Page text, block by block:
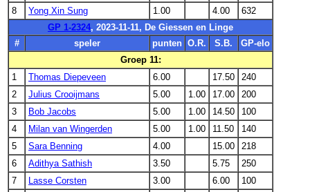
8
Yong Xin Sung 1.00 4.00
632
GP 1-2324, 2023-11-11, De Giessen en Linge
#
speler punten O.R. S.B.
GP-elo
Groep 11:
1
Thomas Diepeveen 6.00 17.50
240
2
Julius Crooijmans 5.00 1.00 17.00
200
3
Bob Jacobs 5.00 1.00 14.50
100
4
Milan van Wingerden 5.00 1.00 11.50
140
5
Sara Benning 4.00 15.00
218
6
Adithya Sathish 3.50 5.75
250
7
Lasse Corsten 3.00 6.00
100